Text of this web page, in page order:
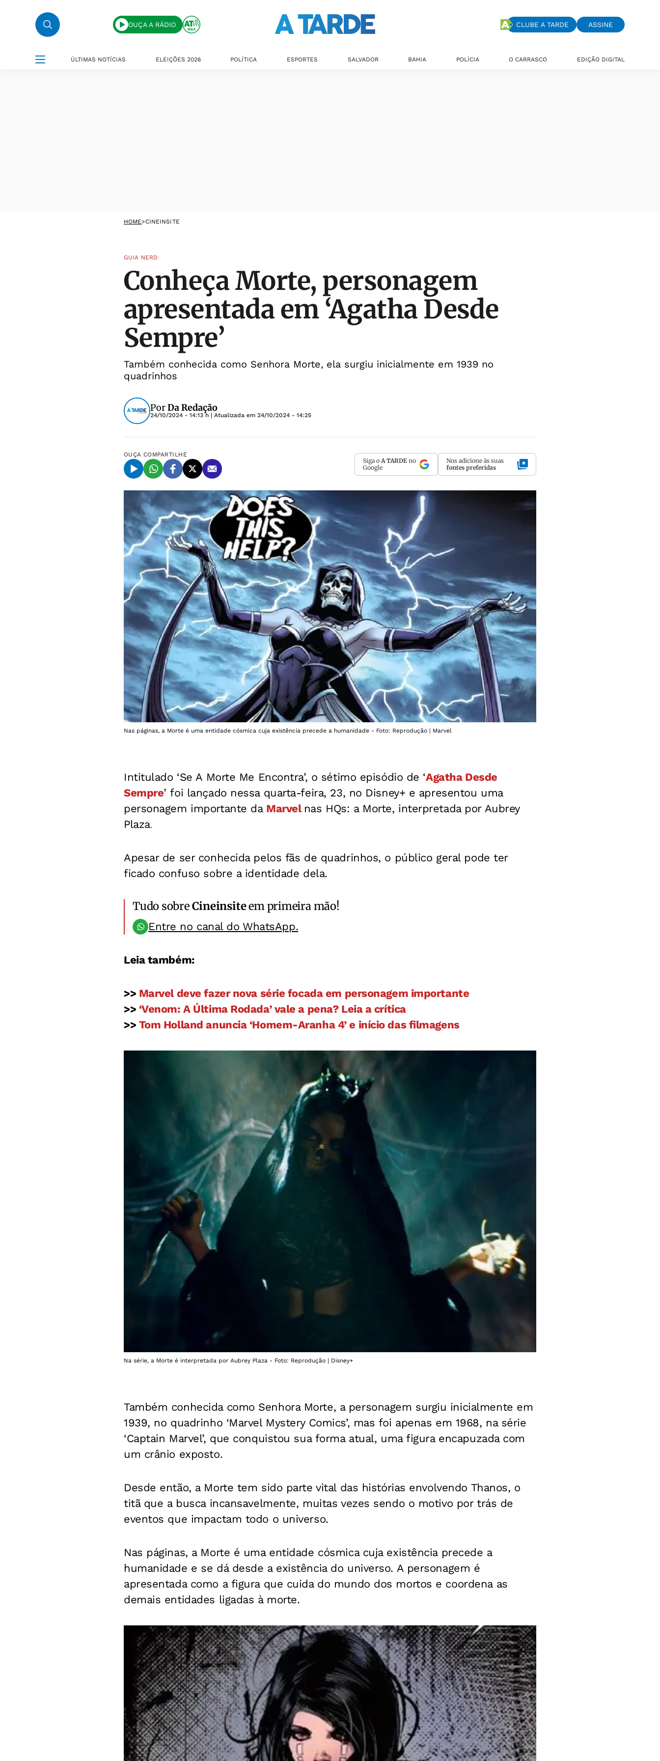
OUÇA A RÁDIO CLUBE A TARDE ASSINE
ÚLTIMAS NOTÍCIAS ELEIÇÕES 2026 POLÍTICA ESPORTES SALVADOR BAHIA POLÍCIA O CARRASCO EDIÇÃO DIGITAL
HOME>CINEINSITE
GUIA NERD
Conheça Morte, personagem
apresentada em ‘Agatha Desde
Sempre’
Também conhecida como Senhora Morte, ela surgiu inicialmente em 1939 no
quadrinhos
PorDa Redação
24/10/2024 - 14:13 h | Atualizada em 24/10/2024 - 14:25
OUÇA COMPARTILHE
Siga o A TARDE no
Google
Nos adicione às suas
fontes preferidas
Nas páginas, a Morte é uma entidade cósmica cuja existência precede a humanidade - Foto: Reprodução | Marvel
Intitulado ‘Se A Morte Me Encontra’, o sétimo episódio de ‘Agatha Desde
Sempre’ foi lançado nessa quarta-feira, 23, no Disney+ e apresentou uma
personagem importante da Marvel nas HQs: a Morte, interpretada por Aubrey
Plaza.
Apesar de ser conhecida pelos fãs de quadrinhos, o público geral pode ter
ficado confuso sobre a identidade dela.
Tudo sobreCineinsiteem primeira mão!
Entre no canal do WhatsApp.
Leia também:
>> Marvel deve fazer nova série focada em personagem importante
>> ‘Venom: A Última Rodada’ vale a pena? Leia a crítica
>> Tom Holland anuncia ‘Homem-Aranha 4’ e início das filmagens
Na série, a Morte é interpretada por Aubrey Plaza - Foto: Reprodução | Disney+
Também conhecida como Senhora Morte, a personagem surgiu inicialmente em
1939, no quadrinho ‘Marvel Mystery Comics’, mas foi apenas em 1968, na série
‘Captain Marvel’, que conquistou sua forma atual, uma figura encapuzada com
um crânio exposto.
Desde então, a Morte tem sido parte vital das histórias envolvendo Thanos, o
titã que a busca incansavelmente, muitas vezes sendo o motivo por trás de
eventos que impactam todo o universo.
Nas páginas, a Morte é uma entidade cósmica cuja existência precede a
humanidade e se dá desde a existência do universo. A personagem é
apresentada como a figura que cuida do mundo dos mortos e coordena as
demais entidades ligadas à morte.